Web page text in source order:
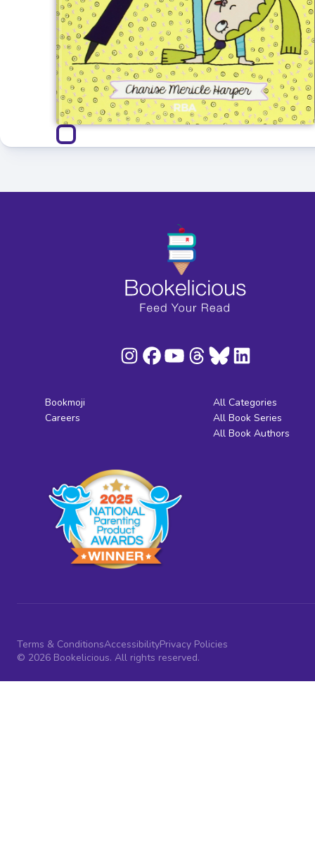
Bookmoji
Careers
All Categories
All Book Series
All Book Authors
Terms & ConditionsAccessibilityPrivacy Policies
© 2026 Bookelicious. All rights reserved.